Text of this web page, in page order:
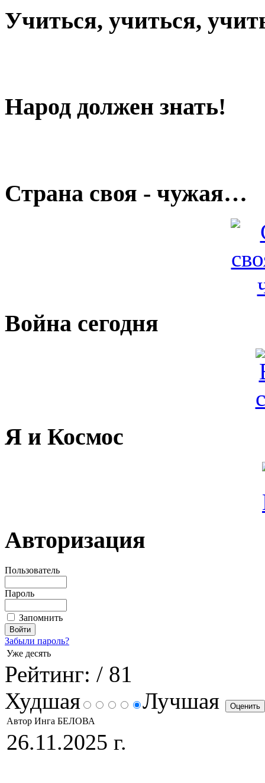
Учиться, учиться,
Народ должен знать!
Страна своя - чужая…
Война сегодня
Я и Космос
Авторизация
Пользователь
Пароль
Запомнить
Забыли пароль?
Уже десять
Рейтинг: / 81
Худшая
Лучшая
Автор Инга БЕЛОВА
26.11.2025 г.